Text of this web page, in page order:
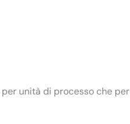
unità di processo che